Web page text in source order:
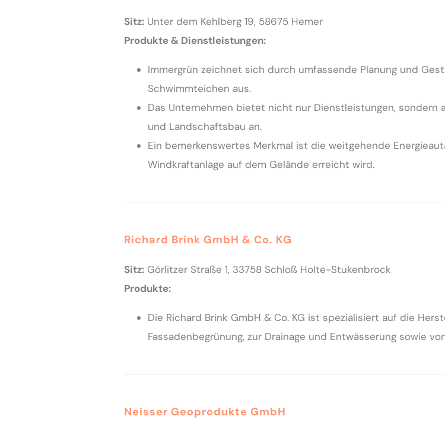
Sitz:Unter dem Kehlberg 19, 58675 Hemer
Produkte & Dienstleistungen:
Immergrün zeichnet sich durch umfassende Planung und
Schwimmteichen aus.
Das Unternehmen bietet nicht nur Dienstleistungen,
und Landschaftsbau an.
Ein bemerkenswertes Merkmal ist die weitgehende
Windkraftanlage auf dem Gelände erreicht wird.
Richard Brink GmbH & Co. KG
Sitz:Görlitzer Straße 1, 33758 Schloß Holte-Stukenbrock
Produkte:
Die Richard Brink GmbH & Co. KG ist spezialisiert auf die
Fassadenbegrünung, zur Drainage und Entwässerung sowie
Neisser Geoprodukte GmbH